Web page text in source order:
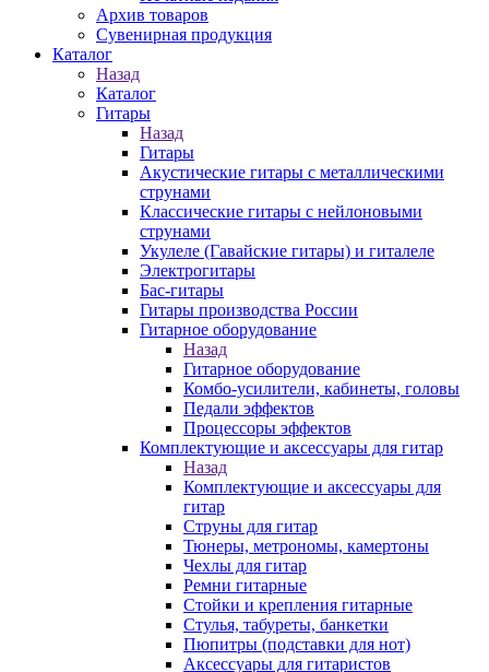
Архив товаров
Сувенирная продукция
Каталог
Назад
Каталог
Гитары
Назад
Гитары
Акустические гитары с металлическими
струнами
Классические гитары с нейлоновыми
струнами
Укулеле (Гавайские гитары) и гиталеле
Электрогитары
Бас-гитары
Гитары производства России
Гитарное оборудование
Назад
Гитарное оборудование
Комбо-усилители, кабинеты, головы
Педали эффектов
Процессоры эффектов
Комплектующие и аксессуары для гитар
Назад
Комплектующие и аксессуары для
гитар
Струны для гитар
Тюнеры, метрономы, камертоны
Чехлы для гитар
Ремни гитарные
Стойки и крепления гитарные
Стулья, табуреты, банкетки
Пюпитры (подставки для нот)
Аксессуары для гитаристов